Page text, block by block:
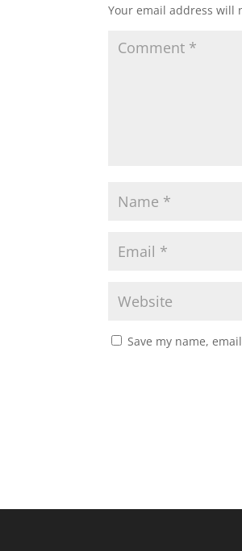
Your email address will
Save my name,